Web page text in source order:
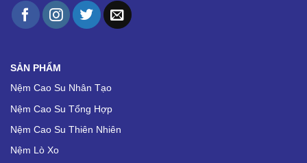
SẢN PHẨM
Nệm Cao Su Nhân Tạo
Nệm Cao Su Tổng Hợp
Nệm Cao Su Thiên Nhiên
Nệm Lò Xo